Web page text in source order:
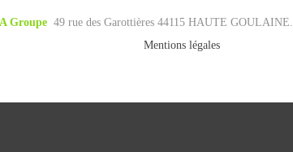
Groupe49 rue des Garottières 44115 HAUTE GOULAINE.
Mentions légales